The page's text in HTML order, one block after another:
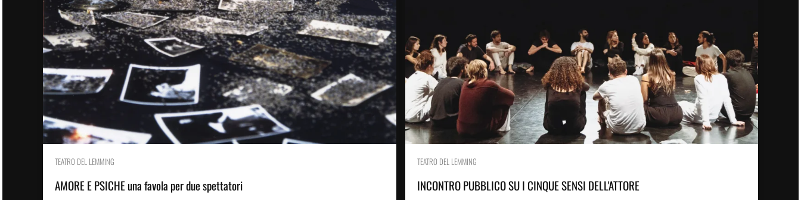
TEATRO DEL LEMMING
AMORE E PSICHE una favola per due spettatori
TEATRO DEL LEMMING
INCONTRO PUBBLICO SU I CINQUE SENSI DELL'ATTORE